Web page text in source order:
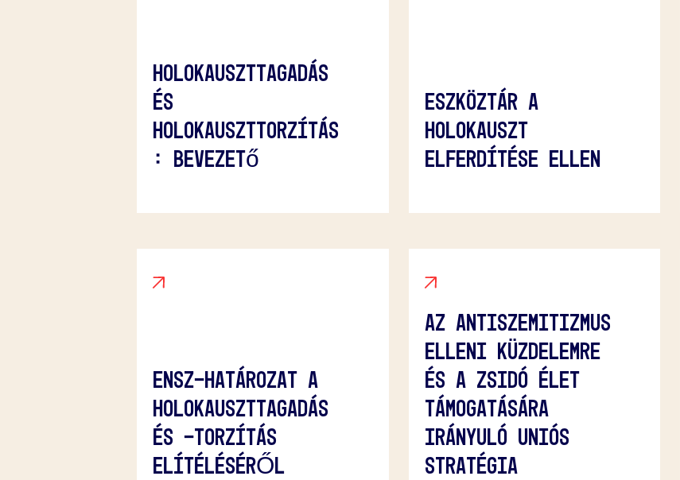
Holokauszttagadás
és
Holokauszttorzítás
: Bevezető
ESZKÖZTÁR A
HOLOKAUSZT
ELFERDÍTÉSE ELLEN
ENSZ-HATÁROZAT A
HOLOKAUSZTTAGADÁS
ÉS -TORZÍTÁS
ELÍTÉLÉSÉRŐL
AZ ANTISZEMITIZMUS
ELLENI KÜZDELEMRE
ÉS A ZSIDÓ ÉLET
TÁMOGATÁSÁRA
IRÁNYULÓ UNIÓS
STRATÉGIA